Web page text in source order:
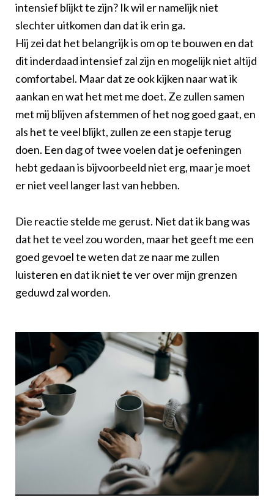
intensief blijkt te zijn? Ik wil er namelijk niet
slechter uitkomen dan dat ik erin ga.
Hij zei dat het belangrijk is om op te bouwen en dat
dit inderdaad intensief zal zijn en mogelijk niet altijd
comfortabel. Maar dat ze ook kijken naar wat ik
aankan en wat het met me doet. Ze zullen samen
met mij blijven afstemmen of het nog goed gaat, en
als het te veel blijkt, zullen ze een stapje terug
doen. Een dag of twee voelen dat je oefeningen
hebt gedaan is bijvoorbeeld niet erg, maar je moet
er niet veel langer last van hebben.
Die reactie stelde me gerust. Niet dat ik bang was
dat het te veel zou worden, maar het geeft me een
goed gevoel te weten dat ze naar me zullen
luisteren en dat ik niet te ver over mijn grenzen
geduwd zal worden.